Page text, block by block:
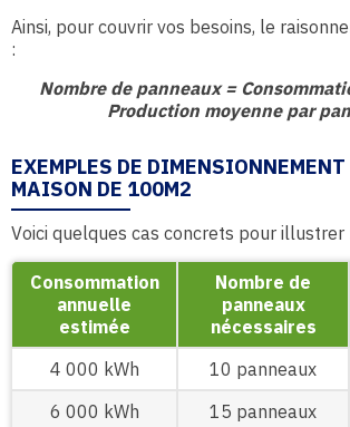
Ainsi, pour couvrir vos besoins, le
:
Nombre de panneaux =
Production moyenne par
EXEMPLES DE DIMENSIONNEMENT
MAISON DE 100M2
Voici quelques cas concrets pour illustrer
Consommation
annuelle
estimée
Nombre de
panneaux
nécessaires
4 000 kWh
10 panneaux
6 000 kWh
15 panneaux